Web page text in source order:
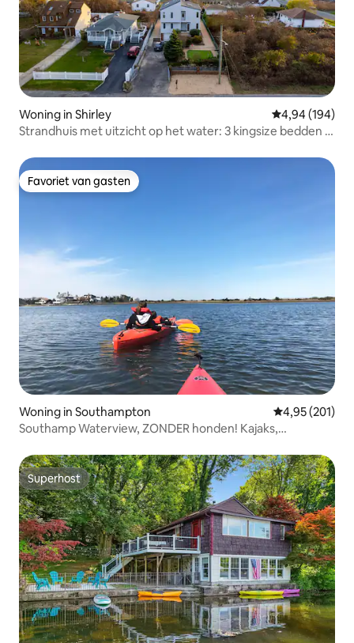
Woning in Shirley Gemiddelde
4,94 (194)
Strandhuis met uitzicht op het water: 3 kingsize bedden +
Favoriet van gasten
Favoriet van gasten
Woning in Southampton Gemiddelde
4,95 (201)
Southamp Waterview, ZONDER honden! Kajaks,
Superhost
Superhost